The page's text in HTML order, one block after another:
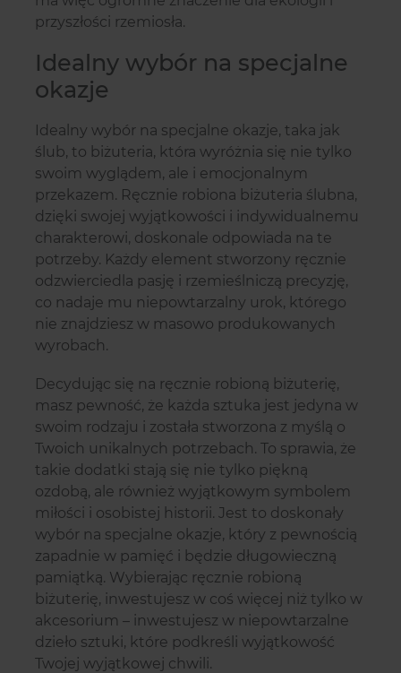
przyszłości rzemiosła.
Idealny wybór na specjalne
okazje
Idealny wybór na specjalne okazje, taka jak
ślub, to biżuteria, która wyróżnia się nie tylko
swoim wyglądem, ale i emocjonalnym
przekazem. Ręcznie robiona biżuteria ślubna,
dzięki swojej wyjątkowości i indywidualnemu
charakterowi, doskonale odpowiada na te
potrzeby. Każdy element stworzony ręcznie
odzwierciedla pasję i rzemieślniczą precyzję,
co nadaje mu niepowtarzalny urok, którego
nie znajdziesz w masowo produkowanych
wyrobach.
Decydując się na ręcznie robioną biżuterię,
masz pewność, że każda sztuka jest jedyna w
swoim rodzaju i została stworzona z myślą o
Twoich unikalnych potrzebach. To sprawia, że
takie dodatki stają się nie tylko piękną
ozdobą, ale również wyjątkowym symbolem
miłości i osobistej historii. Jest to doskonały
wybór na specjalne okazje, który z pewnością
zapadnie w pamięć i będzie długowieczną
pamiątką. Wybierając ręcznie robioną
biżuterię, inwestujesz w coś więcej niż tylko w
akcesorium – inwestujesz w niepowtarzalne
dzieło sztuki, które podkreśli wyjątkowość
Twojej wyjątkowej chwili.